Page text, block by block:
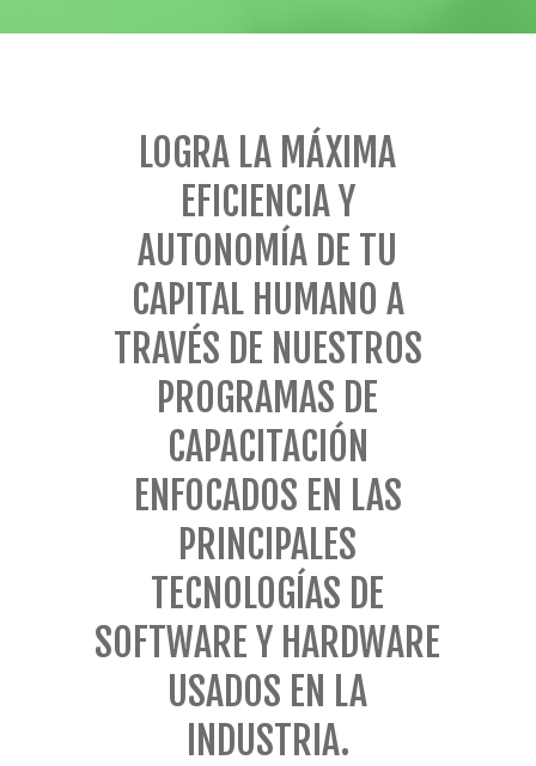
LOGRA LA MÁXIMA
EFICIENCIA Y
AUTONOMÍA DE TU
CAPITAL HUMANO A
TRAVÉS DE NUESTROS
PROGRAMAS DE
CAPACITACIÓN
ENFOCADOS EN LAS
PRINCIPALES
TECNOLOGÍAS DE
SOFTWARE Y HARDWARE
USADOS EN LA
INDUSTRIA.